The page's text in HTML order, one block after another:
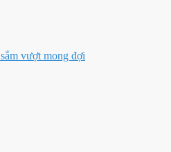
vượt mong đợi